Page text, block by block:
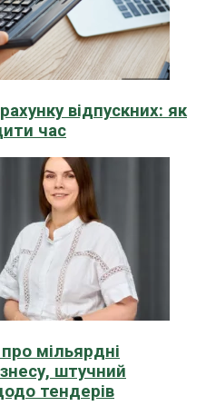
відпускних: як
час
мільярдні
штучний
тендерів